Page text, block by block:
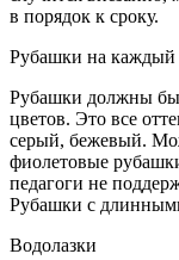
в порядок к сроку.
Рубашки на каждый
Рубашки должны
цветов. Это все
серый, бежевый.
фиолетовые
педагоги не
Рубашки с
Водолазки